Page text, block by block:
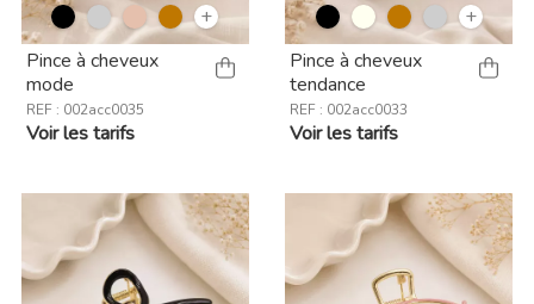
+
Pince à cheveux
mode
REF : 002acc0035
Voir les tarifs
+
Pince à cheveux
tendance
REF : 002acc0033
Voir les tarifs